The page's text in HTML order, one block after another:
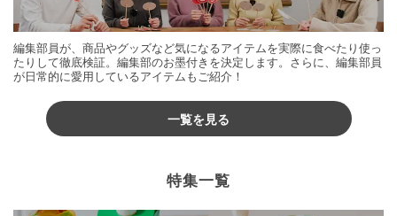
編集部員が、商品やグッズなど気になるアイテムを実際に食べたり使っ
たりして徹底検証。編集部のお墨付きを決定します。さらに、編集部員
が日常的に愛用しているアイテムもご紹介！
一覧を見る
特集一覧